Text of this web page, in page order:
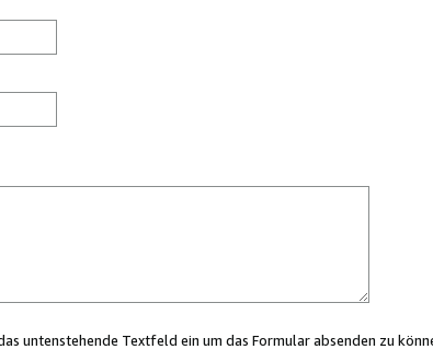
untenstehende Textfeld ein um das Formular absenden zu